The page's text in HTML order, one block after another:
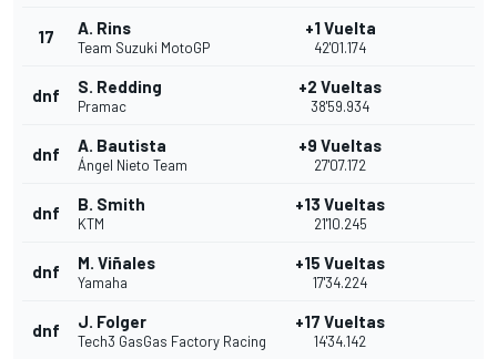
17 A. Rins
Team Suzuki MotoGP
+1 Vuelta
42'01.174
dnf S. Redding
Pramac
+2 Vueltas
38'59.934
dnf A. Bautista
Ángel Nieto Team
+9 Vueltas
27'07.172
dnf B. Smith
KTM
+13 Vueltas
21'10.245
dnf M. Viñales
Yamaha
+15 Vueltas
17'34.224
dnf J. Folger
Tech3 GasGas Factory Racing
+17 Vueltas
14'34.142